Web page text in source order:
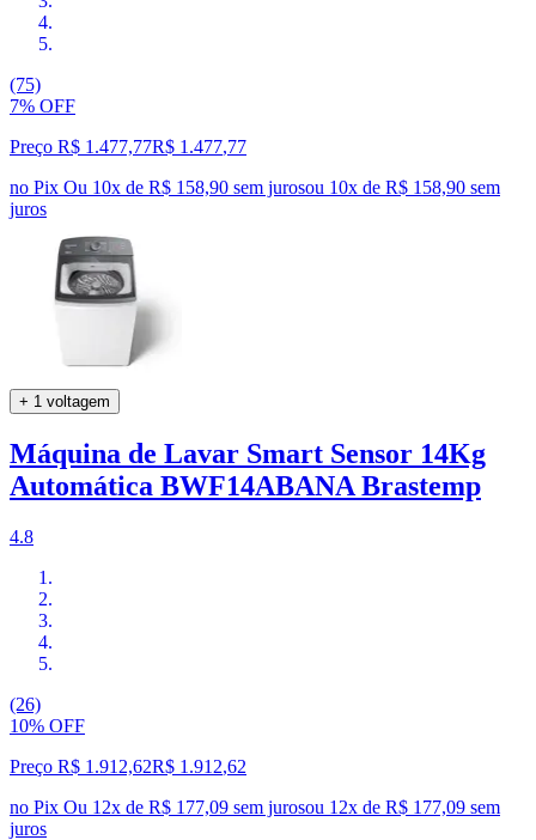
(75)
7% OFF
Preço R$ 1.477,77R$ 1.477,77
no Pix Ou 10x de R$ 158,90 sem jurosou 10x de R$ 158,90 sem
juros
+ 1 voltagem
Máquina de Lavar Smart Sensor 14Kg
Automática BWF14ABANA Brastemp
4.8
(26)
10% OFF
Preço R$ 1.912,62R$ 1.912,62
no Pix Ou 12x de R$ 177,09 sem jurosou 12x de R$ 177,09 sem
juros